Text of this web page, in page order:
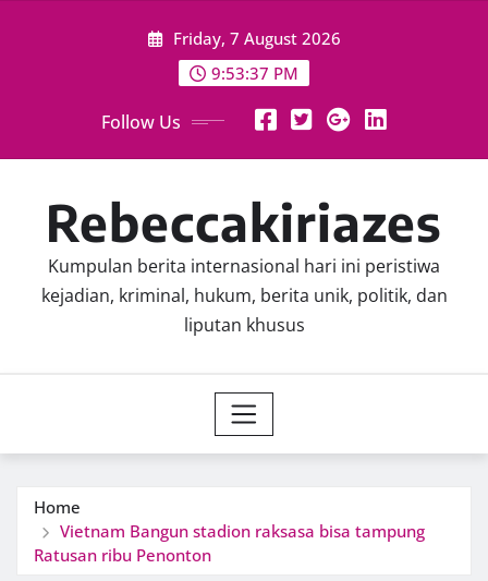
Friday, 7 August 2026
9:53:39 PM
Follow Us
Rebeccakiriazes
Kumpulan berita internasional hari ini peristiwa
kejadian, kriminal, hukum, berita unik, politik, dan
liputan khusus
Home
Vietnam Bangun stadion raksasa bisa tampung
Ratusan ribu Penonton